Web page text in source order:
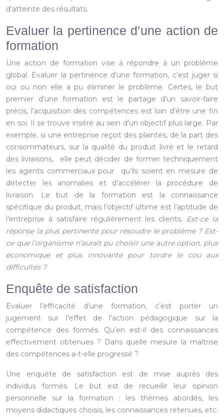
d’atteinte des résultats.
Evaluer la pertinence d’une action de
formation
Une action de formation vise à répondre à un problème
global. Evaluer la pertinence d’une formation, c’est juger si
oui ou non elle a pu éliminer le problème. Certes, le but
premier d’une formation est le partage d’un savoir-faire
précis, l’acquisition des compétences est loin d’être une fin
en soi. Il se trouve inséré au sein d’un objectif plus large. Par
exemple, si une entreprise reçoit des plaintes, de la part des
consommateurs, sur la qualité du produit livré et le retard
des livraisons, elle peut décider de former techniquement
les agents commerciaux pour qu’ils soient en mesure de
détecter les anomalies et d’accélérer la procédure de
livraison. Le but de la formation est la connaissance
spécifique du produit, mais l’objectif ultime est l‘aptitude de
l’entreprise à satisfaire régulièrement les clients. Est-ce la
réponse la plus pertinente pour résoudre le problème ? Est-
ce que l’organisme n’aurait pu choisir une autre option, plus
économique et plus innovante pour tordre le cou aux
difficultés ?
Enquête de satisfaction
Evaluer l’efficacité d’une formation, c’est porter un
jugement sur l’effet de l’action pédagogique sur la
compétence des formés. Qu’en est-il des connaissances
effectivement obtenues ? Dans quelle mesure la maîtrise
des compétences a-t-elle progressé ?
Une enquête de satisfaction est de mise auprès des
individus formés. Le but est de recueillir leur opinion
personnelle sur la formation : les thèmes abordés, les
moyens didactiques choisis, les connaissances retenues, etc.